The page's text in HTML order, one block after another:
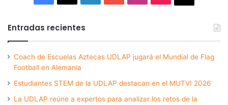
Entradas recientes
Coach de Escuelas Aztecas UDLAP jugará el Mundial de Flag
Football en Alemania
Estudiantes STEM de la UDLAP destacan en el MUTVI 2026
La UDLAP reúne a expertos para analizar los retos de la